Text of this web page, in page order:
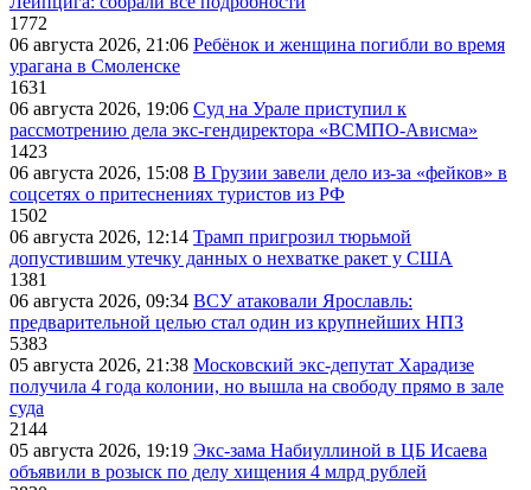
1772
06 августа 2026, 21:06 Ребёнок и женщина погибли во время
урагана в Смоленске
1631
06 августа 2026, 19:06 Суд на Урале приступил к
рассмотрению дела экс-гендиректора «ВСМПО-Ависма»
1423
06 августа 2026, 15:08 В Грузии завели дело из-за «фейков» в
соцсетях о притеснениях туристов из РФ
1502
06 августа 2026, 12:14 Трамп пригрозил тюрьмой
допустившим утечку данных о нехватке ракет у США
1381
06 августа 2026, 09:34 ВСУ атаковали Ярославль:
предварительной целью стал один из крупнейших НПЗ
5383
05 августа 2026, 21:38 Московский экс-депутат Харадизе
получила 4 года колонии, но вышла на свободу прямо в зале
суда
2144
05 августа 2026, 19:19 Экс-зама Набиуллиной в ЦБ Исаева
объявили в розыск по делу хищения 4 млрд рублей